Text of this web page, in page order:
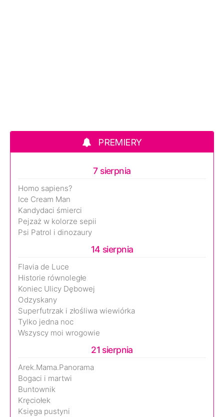
PREMIERY
7 sierpnia
Homo sapiens?
Ice Cream Man
Kandydaci śmierci
Pejzaż w kolorze sepii
Psi Patrol i dinozaury
14 sierpnia
Flavia de Luce
Historie równoległe
Koniec Ulicy Dębowej
Odzyskany
Superfutrzak i złośliwa wiewiórka
Tylko jedna noc
Wszyscy moi wrogowie
21 sierpnia
Arek.Mama.Panorama
Bogaci i martwi
Buntownik
Kręciołek
Księga pustyni